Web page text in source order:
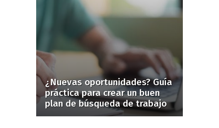
¿Nuevas oportunidades? Guía
práctica para crear un buen
plan de búsqueda de trabajo